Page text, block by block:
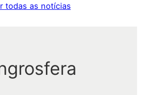
todas as notícias